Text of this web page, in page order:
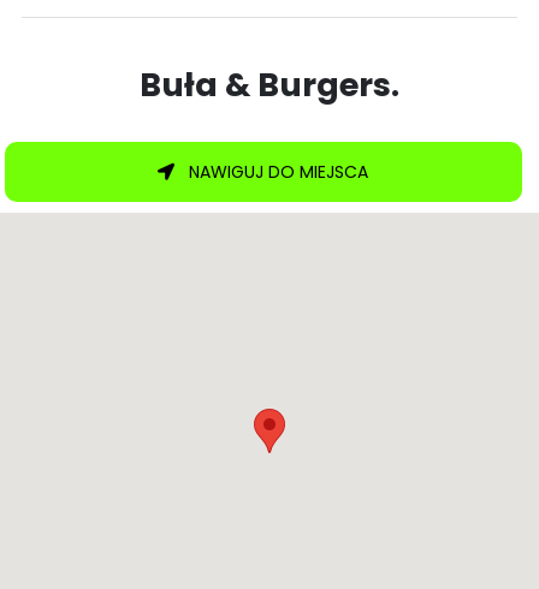
Buła & Burgers.
NAWIGUJ DO MIEJSCA